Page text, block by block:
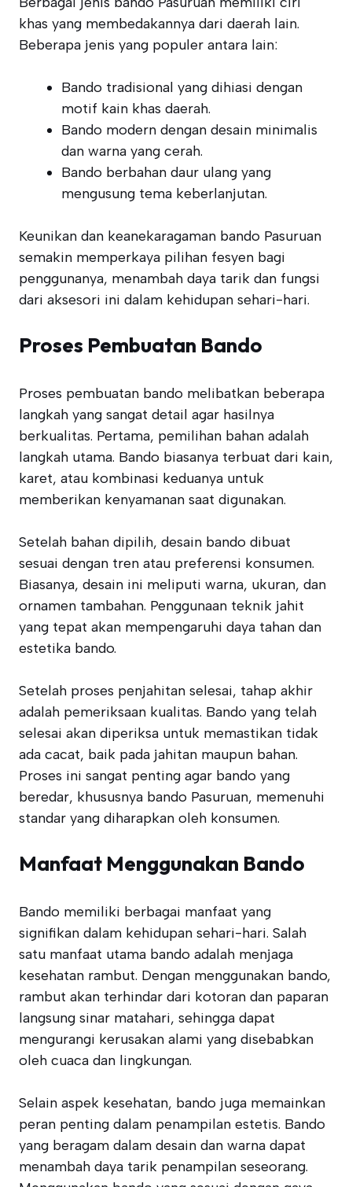
khas yang membedakannya dari daerah lain.
Beberapa jenis yang populer antara lain:
Bando tradisional yang dihiasi dengan
motif kain khas daerah.
Bando modern dengan desain minimalis
dan warna yang cerah.
Bando berbahan daur ulang yang
mengusung tema keberlanjutan.
Keunikan dan keanekaragaman bando Pasuruan
semakin memperkaya pilihan fesyen bagi
penggunanya, menambah daya tarik dan fungsi
dari aksesori ini dalam kehidupan sehari-hari.
Proses Pembuatan Bando
Proses pembuatan bando melibatkan beberapa
langkah yang sangat detail agar hasilnya
berkualitas. Pertama, pemilihan bahan adalah
langkah utama. Bando biasanya terbuat dari kain,
karet, atau kombinasi keduanya untuk
memberikan kenyamanan saat digunakan.
Setelah bahan dipilih, desain bando dibuat
sesuai dengan tren atau preferensi konsumen.
Biasanya, desain ini meliputi warna, ukuran, dan
ornamen tambahan. Penggunaan teknik jahit
yang tepat akan mempengaruhi daya tahan dan
estetika bando.
Setelah proses penjahitan selesai, tahap akhir
adalah pemeriksaan kualitas. Bando yang telah
selesai akan diperiksa untuk memastikan tidak
ada cacat, baik pada jahitan maupun bahan.
Proses ini sangat penting agar bando yang
beredar, khususnya bando Pasuruan, memenuhi
standar yang diharapkan oleh konsumen.
Manfaat Menggunakan Bando
Bando memiliki berbagai manfaat yang
signifikan dalam kehidupan sehari-hari. Salah
satu manfaat utama bando adalah menjaga
kesehatan rambut. Dengan menggunakan bando,
rambut akan terhindar dari kotoran dan paparan
langsung sinar matahari, sehingga dapat
mengurangi kerusakan alami yang disebabkan
oleh cuaca dan lingkungan.
Selain aspek kesehatan, bando juga memainkan
peran penting dalam penampilan estetis. Bando
yang beragam dalam desain dan warna dapat
menambah daya tarik penampilan seseorang.